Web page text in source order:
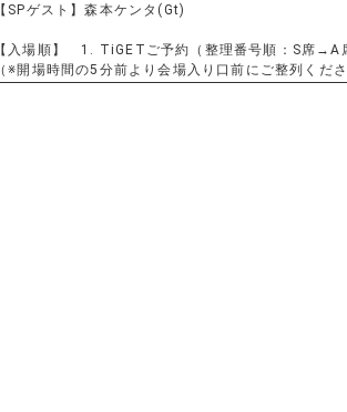
【SPゲスト】森本ケンタ(Gt)
【入場順】 1. TiGETご予約（整理番号順：S席
（※開場時間の5分前より会場入り口前にご整列くださ